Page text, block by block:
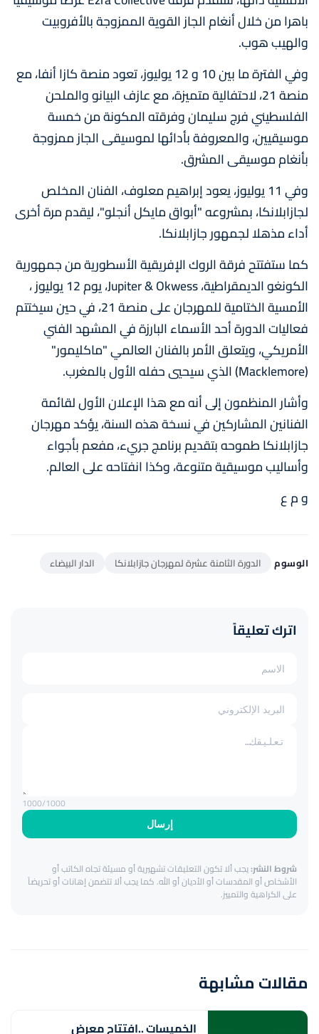
باهرا من خلال أنغام الجاز القوية الممزوجة بالأفروبيت
والهيب هوب.
وفي الفترة ما بين 10 و 12 يوليوز، تعود منصة كازا أنفا، مع
منصة 21، لاحتفالية متميزة، مع عازف البيانو والملحن
الفلسطيني فرج سليمان وفرقته المكونة من خمسة
موسيقيين، والمعروفة بأدائها لموسيقى الجاز ممزوجة
بأنغام موسيقى المشرق.
وفي 11 يوليوز، يعود إبراهيم معلوف، الفنان المخلص
لجازابلانكا، بمشروعه "أبواق مايكل أنجلو"، ليقدم مرة أخرى
أداء مذهلا لجمهور جازابلانكا.
كما ستفتتح فرقة الروك الإفريقية الأسطورية من جمهورية
الكونغو الديمقراطية، Jupiter & Okwess، يوم 12 يوليوز ،
الأمسية الختامية للمهرجان على منصة 21، في حين سيختتم
فعاليات الدورة أحد الأسماء البارزة في المشهد الفني
الأمريكي، ويتعلق الأمر بالفنان العالمي "ماكليمور"
(Macklemore) الذي سيحيي حفله الأول بالمغرب.
وأشار المنظمون إلى أنه مع هذا الإعلان الأول لقائمة
الفنانين المشاركين في نسخة هذه السنة، يؤكد مهرجان
جازابلانكا طموحه بتقديم برنامج جريء، مفعم بأجواء
وأساليب موسيقية متنوعة، وكذا انفتاحه على العالم.
و م ع
الوسوم الدورة الثامنة عشرة لمهرجان جازابلانكا الدار البيضاء
اترك تعليقاً
إرسال
1000/1000
شروط النشر:يجب ألا تكون التعليقات تشهيرية أو مسيئة تجاه الكاتب أو
الأشخاص أو المقدسات أو الأديان أو الله. كما يجب ألا تتضمن إهانات أو تحريضاً
على الكراهية والتمييز.
مقالات مشابهة
الخميسات ..افتتاح معرض